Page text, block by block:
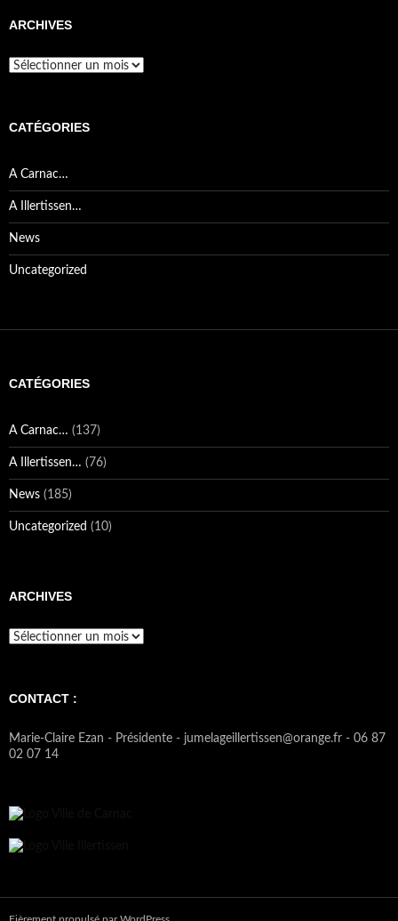
ARCHIVES
Archives
CATÉGORIES
A Carnac…
A Illertissen…
News
Uncategorized
CATÉGORIES
A Carnac… (137)
A Illertissen… (76)
News (185)
Uncategorized (10)
ARCHIVES
Archives
CONTACT :
Marie-Claire Ezan - Présidente - jumelageillertissen@orange.fr - 06 87
02 07 14